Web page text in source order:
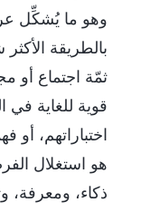
وهو ما يُشكِّل
بالطريقة
ثمّة اجتماع أو
قوية للغاية في
اختباراتهم،
هو استغلال
ذكاء، ومعرفة،